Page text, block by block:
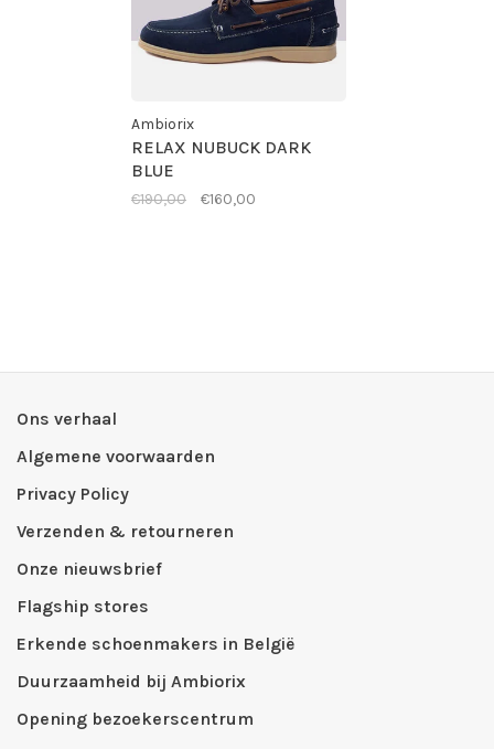
Ambiorix
RELAX NUBUCK DARK
BLUE
€190,00 €160,00
Ons verhaal
Algemene voorwaarden
Privacy Policy
Verzenden & retourneren
Onze nieuwsbrief
Flagship stores
Erkende schoenmakers in België
Duurzaamheid bij Ambiorix
Opening bezoekerscentrum